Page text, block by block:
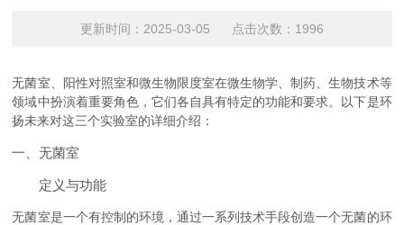
更新时间：2025-03-05 点击次数：1996
无菌室、阳性对照室和微生物限度室在微生物学、制药、生物技术等
领域中扮演着重要角色，它们各自具有特定的功能和要求。以下是环
扬未来对这三个实验室的详细介绍：
一、无菌室
定义与功能
无菌室是一个有控制的环境，通过一系列技术手段创造一个无菌的环